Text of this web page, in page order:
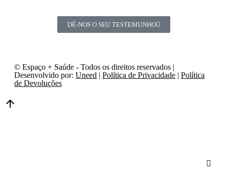
DÊ-NOS O SEU TESTEMUNHO
© Espaço + Saúde - Todos os direitos reservados |
Desenvolvido por: Uneed | Política de Privacidade | Política
de Devoluções